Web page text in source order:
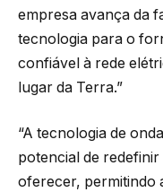
empresa avança da
tecnologia para o
confiável à rede
lugar da Terra.”
“A tecnologia de
potencial de
oferecer, permitindo